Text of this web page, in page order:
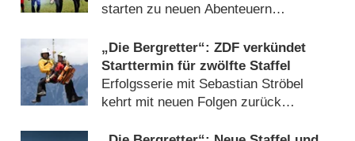
starten zu neuen Abenteuern
„Die Bergretter“: ZDF verkündet
Starttermin für zwölfte Staffel
Erfolgsserie mit Sebastian Ströbel
kehrt mit neuen Folgen zurück